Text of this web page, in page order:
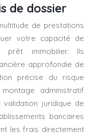
de dossier
de prestations
votre capacité de
prêt immobilier. Ils
approfondie de
précise du risque
administratif
juridique de
bancaires
les frais directement